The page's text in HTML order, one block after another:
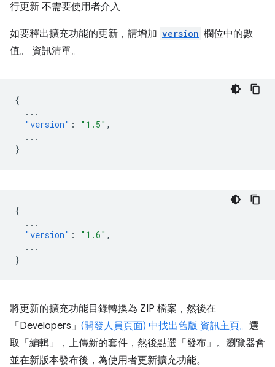
行更新 不需要使用者介入
如要釋出擴充功能的更新，請增加 version 欄位中的數
值。 資訊清單。
{
...
"version" : "1.5" ,
...
}
{
...
"version" : "1.6" ,
...
}
將更新的擴充功能目錄轉換為 ZIP 檔案，然後在
「Developers」 (開發人員頁面) 中找出舊版 資訊主頁。 選
取「編輯」
，上傳新的套件，然後點選「發布」 。瀏覽器會
並在新版本發布後，為使用者更新擴充功能。